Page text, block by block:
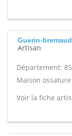
Guerin-
Artisan
Département: 85
Maison
Voir la fiche